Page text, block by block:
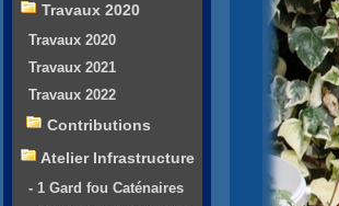
Travaux 2020
Travaux 2020
Travaux 2021
Travaux 2022
Contributions
Atelier Infrastructure
- 1 Gard fou Caténaires